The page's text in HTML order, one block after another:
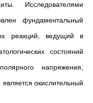
Исследователями
фундаментальный
реакций, ведущий в
состояний
напряжения,
окислительный